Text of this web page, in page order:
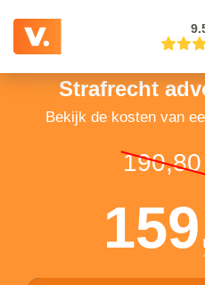
Strafrecht
Bekijk de kosten van
190,80